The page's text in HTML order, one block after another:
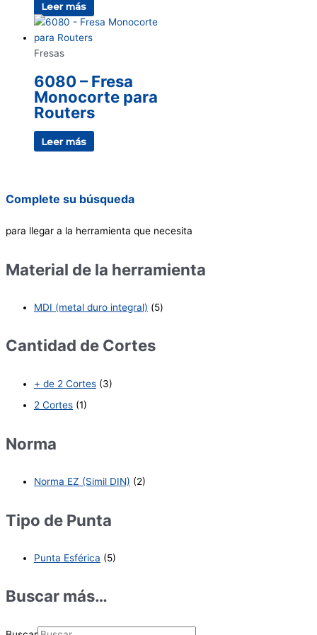
Leer más
Fresas
6080 – Fresa
Monocorte para
Routers
Leer más
Complete su búsqueda
para llegar a la herramienta que necesita
Material de la herramienta
MDI (metal duro integral) (5)
Cantidad de Cortes
+ de 2 Cortes (3)
2 Cortes (1)
Norma
Norma EZ (Simil DIN) (2)
Tipo de Punta
Punta Esférica (5)
Buscar más…